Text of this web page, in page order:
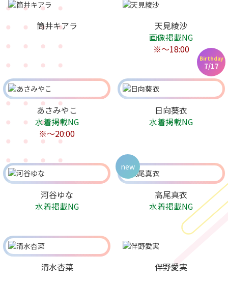
Birthday
7/17
筒井キアラ
天見綾沙
画像掲載NG
※〜18:00
あさみやこ
水着掲載NG
※〜20:00
日向葵衣
水着掲載NG
河谷ゆな
水着掲載NG
高尾真衣
水着掲載NG
new
清水杏菜 伴野愛実